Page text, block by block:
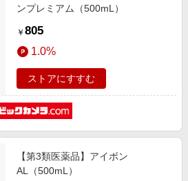
ンプレミアム（500mL）
￥ 805
1.0%
ストアにすすむ
【第3類医薬品】アイボン
AL（500mL）